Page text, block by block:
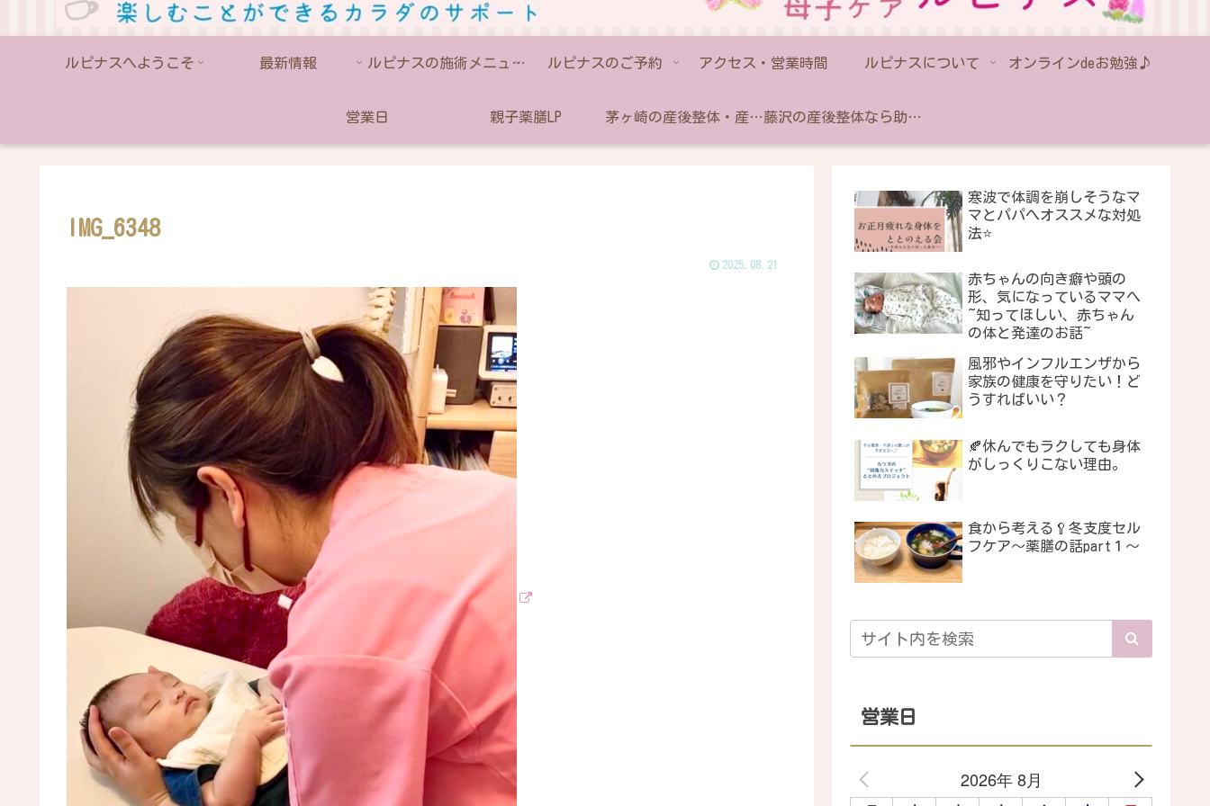
ルピナスへようこそ 最新情報 ルピナスの施術メニュー💫 ルピナスのご予約 アクセス・営業時間 ルピナスについて オンラインdeお勉強♪
営業日 親子薬膳LP 茅ヶ崎の産後整体・産後骨盤矯正なら助産師のいるルピナス 藤沢の産後整体なら助産師のいるルピナス｜産後骨盤矯正・出張対応
IMG_6348
2025.08.21
寒波で体調を崩しそうなマ
マとパパへオススメな対処
法⭐️
赤ちゃんの向き癖や頭の
形、気になっているママへ
~知ってほしい、赤ちゃん
の体と発達のお話~
風邪やインフルエンザから
家族の健康を守りたい！ど
うすればいい？
🍂休んでもラクしても身体
がしっくりこない理由。
食から考える🥄冬支度セル
フケア〜薬膳の話part１〜
営業日
2026年 8月